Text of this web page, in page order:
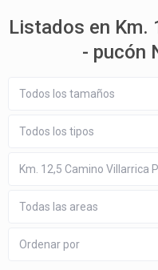
Listados en Km.
- pucón
Todos los tamaños
Todos los tipos
Km. 12,5 Camino Villarrica
Todas las areas
Ordenar por